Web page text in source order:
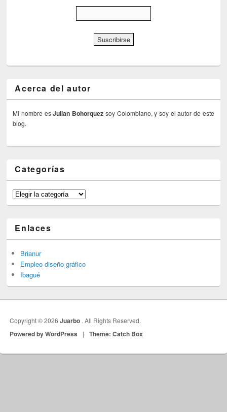
Acerca del autor
Mi nombre esJulian Bohorquez soy Colombiano, y soy el autor de este
blog.
Categorías
Categorías
Enlaces
Brianur
Empleo diseño gráfico
Ibagué
Copyright © 2026Juarbo . All Rights Reserved.
Powered by WordPress | Theme: Catch Box